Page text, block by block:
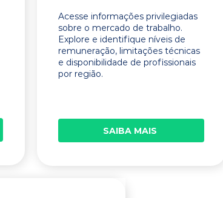
Acesse informações privilegiadas
sobre o mercado de trabalho.
Explore e identifique níveis de
remuneração, limitações técnicas
e disponibilidade de profissionais
por região.
SAIBA MAIS